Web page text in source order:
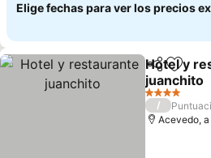
Elige fechas para ver los precios
Compartir
Hotel y
juanchito
4 Estrellas
/
Acevedo,